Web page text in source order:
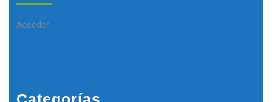
Acceder